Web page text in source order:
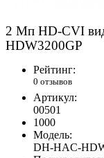
2 Mп HD-CVI в
HDW3200GP
Рейтинг:
0 отзывов
Артикул:
00501
1000
Модель:
DH-HAC-